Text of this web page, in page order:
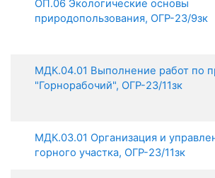
ОП.06 Экологические основы
природопользования, ОГР-23/9зк
МДК.04.01 Выполнение работ по
"Горнорабочий", ОГР-23/11зк
МДК.03.01 Организация и
горного участка, ОГР-23/11зк